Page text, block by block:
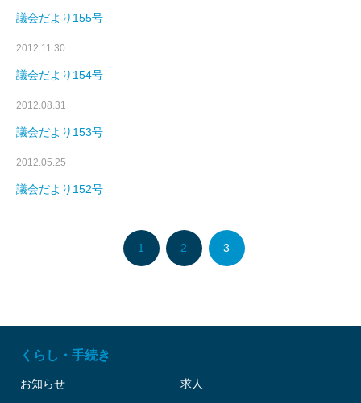
議会だより155号
2012.11.30
議会だより154号
2012.08.31
議会だより153号
2012.05.25
議会だより152号
1 2 3
くらし・手続き
お知らせ 求人